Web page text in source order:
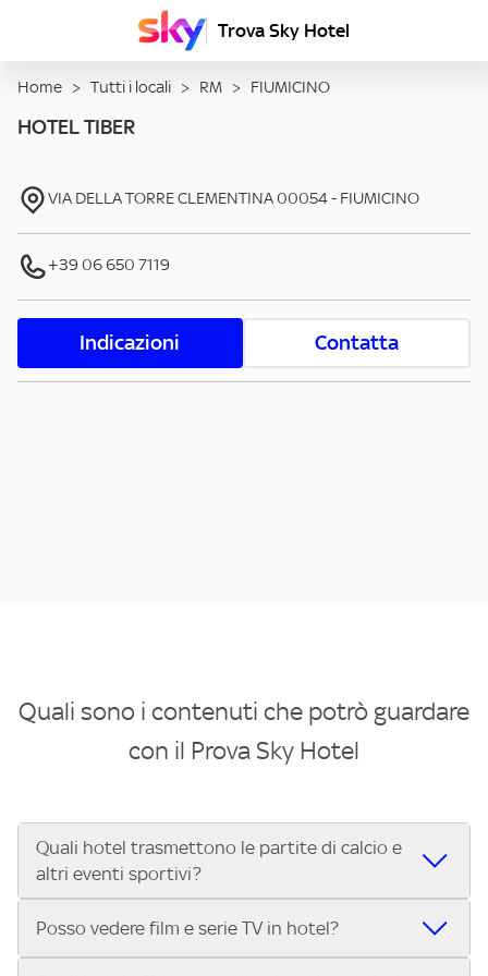
Trova Sky Hotel
Home > Tutti i locali > RM > FIUMICINO
HOTEL TIBER
VIA DELLA TORRE CLEMENTINA 00054- FIUMICINO
+39 06 650 7119
Indicazioni Contatta
Quali sono i contenuti che potrò guardare
con il Prova Sky Hotel
Quali hotel trasmettono le partite di calcio e
altri eventi sportivi?
Se cerchi un hotel dove poter vedere le partite di Serie A,
Posso vedere film e serie TV in hotel?